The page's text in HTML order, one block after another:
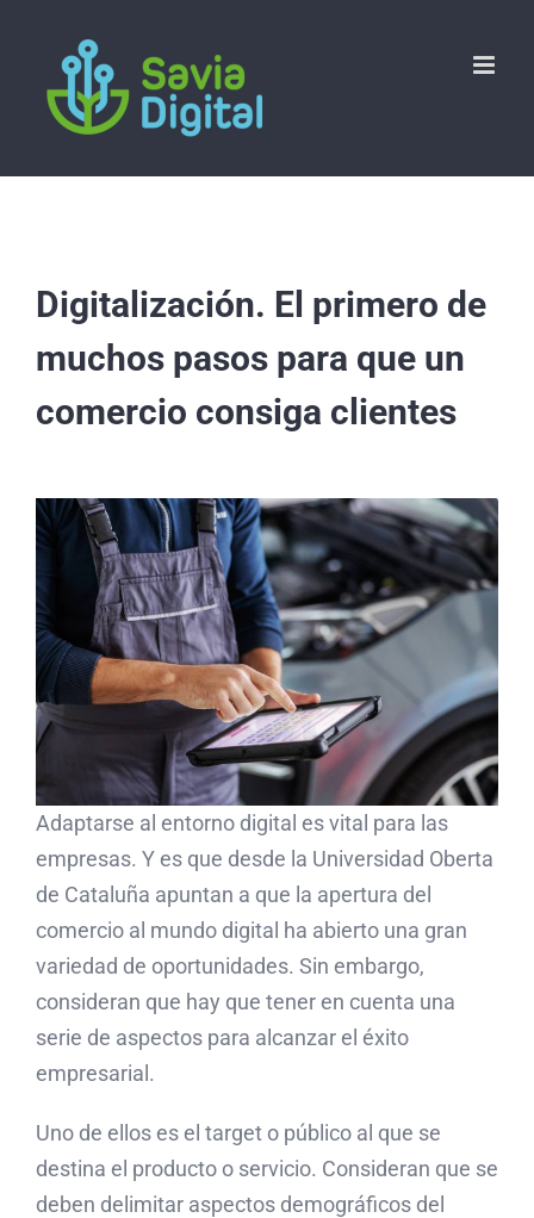
contenido
Digitalización. El primero de
muchos pasos para que un
comercio consiga clientes
Adaptarse al entorno digital es vital para las
empresas. Y es que desde la Universidad Oberta
de Cataluña apuntan a que la apertura del
comercio al mundo digital ha abierto una gran
variedad de oportunidades. Sin embargo,
consideran que hay que tener en cuenta una
serie de aspectos para alcanzar el éxito
empresarial.
Uno de ellos es el target o público al que se
destina el producto o servicio. Consideran que se
deben delimitar aspectos demográficos del